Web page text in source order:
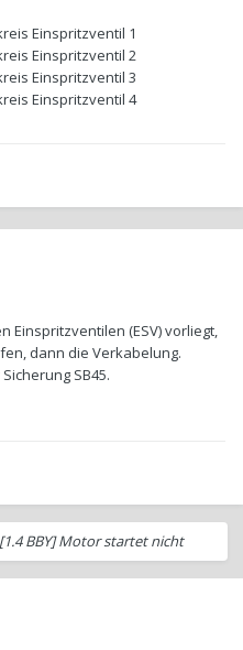
eis Einspritzventil 1
eis Einspritzventil 2
eis Einspritzventil 3
eis Einspritzventil 4
Einspritzventilen (ESV) vorliegt,
dann die Verkabelung.
SB45.
[1.4 BBY] Motor startet nicht